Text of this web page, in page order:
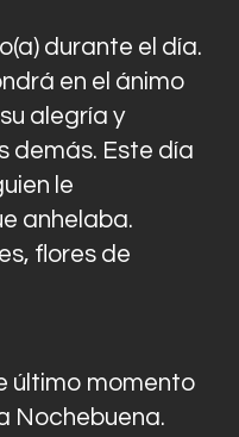
durante el día.
en el ánimo
alegría y
demás. Este día
le
anhelaba.
flores de
último momento
Nochebuena.